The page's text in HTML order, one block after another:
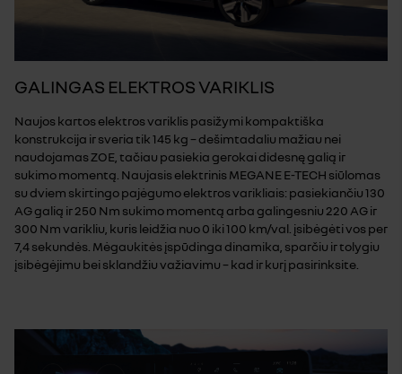
GALINGAS ELEKTROS VARIKLIS
Naujos kartos elektros variklis pasižymi kompaktiška
konstrukcija ir sveria tik 145 kg – dešimtadaliu mažiau nei
naudojamas ZOE, tačiau pasiekia gerokai didesnę galią ir
sukimo momentą. Naujasis elektrinis MEGANE E-TECH siūlomas
su dviem skirtingo pajėgumo elektros varikliais: pasiekiančiu 130
AG galią ir 250 Nm sukimo momentą arba galingesniu 220 AG ir
300 Nm varikliu, kuris leidžia nuo 0 iki 100 km/val. įsibėgėti vos per
7,4 sekundės. Mėgaukitės įspūdinga dinamika, sparčiu ir tolygiu
įsibėgėjimu bei sklandžiu važiavimu – kad ir kurį pasirinksite.